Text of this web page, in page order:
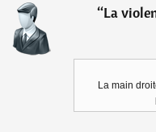
“La
La main